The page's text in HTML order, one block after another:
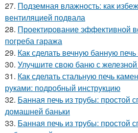
27. Подземная влажность: как
вентиляцией подвала
28. Проектирование эффективной
погреба гаража
29. Как сделать вечную банную
30. Улучшите свою баню с железной
31. Как сделать стальную печь
руками: подробный инструкцию
32. Банная печь из трубы: простой
домашней баньки
33. Банная печь из трубы: простой